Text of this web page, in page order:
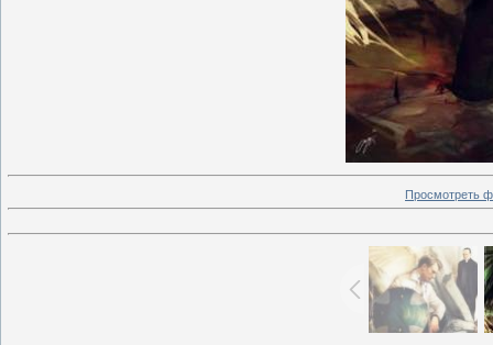
Просмотреть